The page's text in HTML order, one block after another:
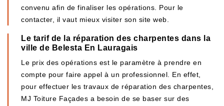
convenu afin de finaliser les opérations. Pour le
contacter, il vaut mieux visiter son site web.
Le tarif de la réparation des charpentes dans la
ville de Belesta En Lauragais
Le prix des opérations est le paramètre à prendre en
compte pour faire appel à un professionnel. En effet,
pour effectuer les travaux de réparation des charpentes,
MJ Toiture Façades a besoin de se baser sur des